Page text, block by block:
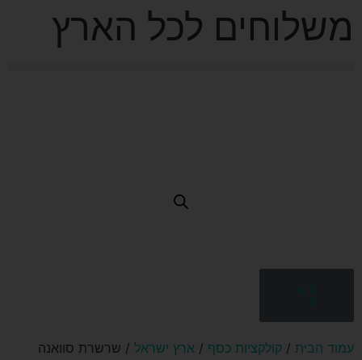
משלוחים לכל הארץ
עמוד הבית / קולקציות כסף / ארץ ישראל / שרשרת סוואנה